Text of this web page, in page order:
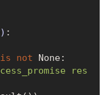
:
is not None:
res